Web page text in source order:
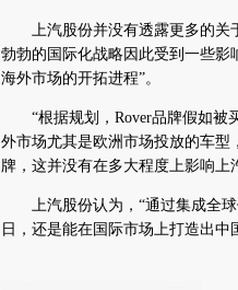
上汽股份并没有透露更多的关
勃勃的国际化战略因此受到一些影
海外市场的开拓进程”。
“根据规划，Rover品牌假如被
外市场尤其是欧洲市场投放的车型
牌，这并没有在多大程度上影响上
上汽股份认为，“通过集成全球
日，还是能在国际市场上打造出中